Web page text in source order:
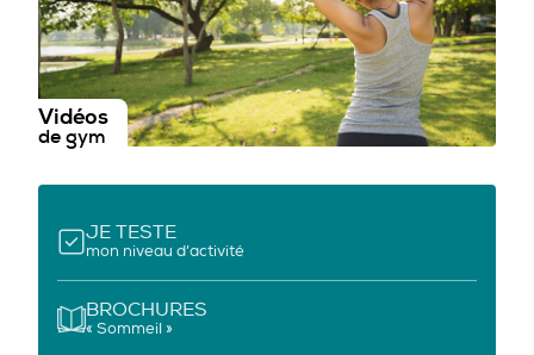
Vidéos
de gym
JE TESTE
mon niveau d’activité
BROCHURES
« Sommeil »